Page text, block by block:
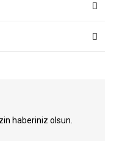
haberiniz olsun.